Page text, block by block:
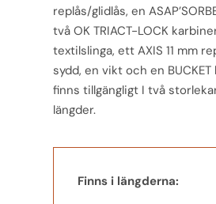
replås/glidlås, en
två OK TRIACT-LOCK
textilslinga, ett AXIS 11 mm
sydd, en vikt och en BUCKET
finns tillgängligt I två
längder.
Finns i längderna: